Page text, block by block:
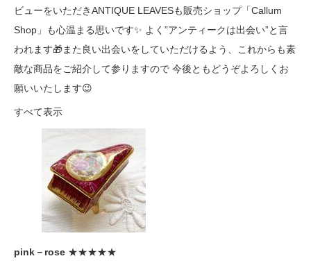
ビューをいただきANTIQUE LEAVESも販売ショップ「Callum
Shop」も心温まる思いです✨ よく”アンティークは出会い”と言
われます🎁また良い出会いをしていただけるよう、これからも素
敵な商品をご紹介して参りますので 今後ともどうぞよろしくお
願いいたします😉
すべて表示
pink－rose ★★★★★